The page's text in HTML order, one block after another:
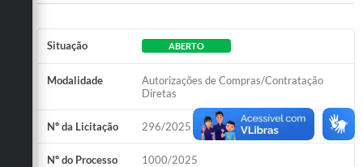
Situação ABERTO
Modalidade
Autorizações de Compras/Contratação
Diretas
Nº da Licitação 296/2025
Nº do Processo 1000/2025